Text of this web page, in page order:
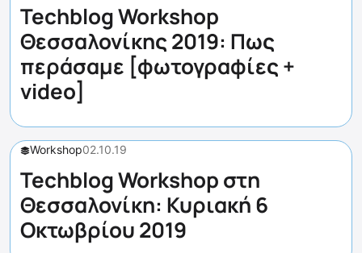
Techblog Workshop
Θεσσαλονίκης 2019: Πως
περάσαμε [φωτογραφίες +
video]
Workshop02.10.19
Techblog Workshop στη
Θεσσαλονίκη: Κυριακή 6
Οκτωβρίου 2019